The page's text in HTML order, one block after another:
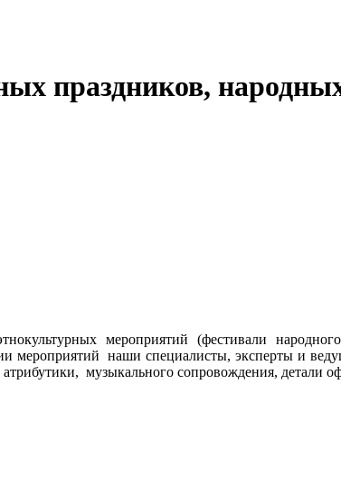
праздников,
мероприятий (фестивали
мероприятий наши специалисты, эксперты и
музыкального сопровождения, детали